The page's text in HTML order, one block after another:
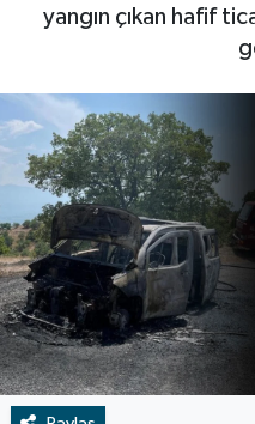
yangın çıkan hafif
BİLİM VE TEKNOLOJİ
Yaşam
Tarih
Çevre
Dünya
İletişim
Künye